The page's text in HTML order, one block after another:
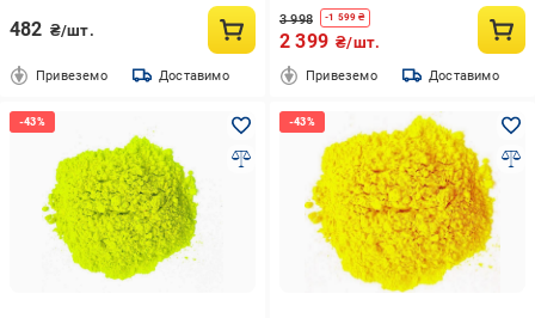
482 ₴/шт.
Привеземо Доставимо
3 998 -1 599 ₴
2 399 ₴/шт.
Привеземо Доставимо